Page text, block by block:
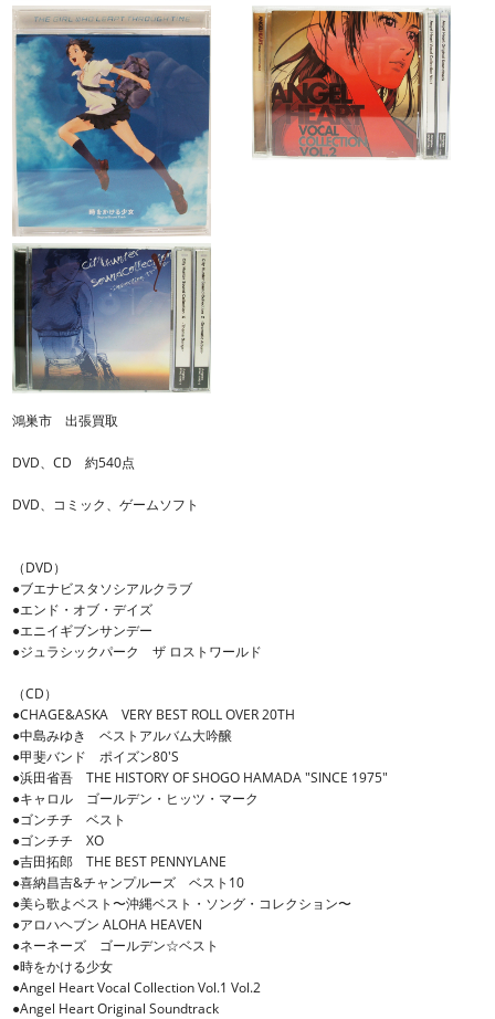
鴻巣市 出張買取
DVD、CD 約540点
DVD、コミック、ゲームソフト
（DVD）
●ブエナビスタソシアルクラブ
●エンド・オブ・デイズ
●エニイギブンサンデー
●ジュラシックパーク ザ ロストワールド
（CD）
●CHAGE&ASKA VERY BEST ROLL OVER 20TH
●中島みゆき ベストアルバム大吟醸
●甲斐バンド ポイズン80'S
●浜田省吾 THE HISTORY OF SHOGO HAMADA "SINCE 1975"
●キャロル ゴールデン・ヒッツ・マーク
●ゴンチチ ベスト
●ゴンチチ XO
●吉田拓郎 THE BEST PENNYLANE
●喜納昌吉&チャンプルーズ ベスト10
●美ら歌よベスト〜沖縄ベスト・ソング・コレクション〜
●アロハヘブン ALOHA HEAVEN
●ネーネーズ ゴールデン☆ベスト
●時をかける少女
●Angel Heart Vocal Collection Vol.1 Vol.2
●Angel Heart Original Soundtrack